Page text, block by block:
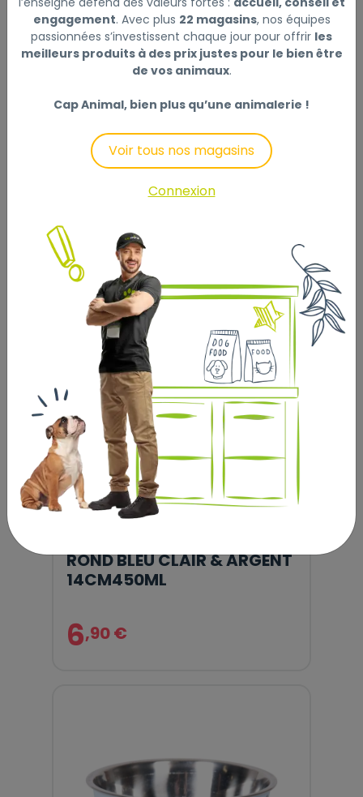
NOURRITURE ET L'EAU KENA
ROND BLEU CLAIR & ARGENT
12CM300ML
5 ,90 €
GAMELLE POUR LA
ROND BLEU CLAIR & ARGENT
14CM450ML
6,90 €
engagement. Avec plus 22 magasins, nos équipes
passionnées s’investissent chaque jour pour offrir les
meilleurs produits à des prix justes pour le bien être
de vos animaux.
Cap Animal, bien plus qu’une animalerie !
Voir tous nos magasins
Connexion